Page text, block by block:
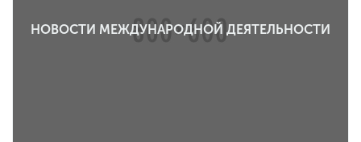
НОВОСТИ МЕЖДУНАРОДНОЙ ДЕЯТЕЛЬНОСТИ